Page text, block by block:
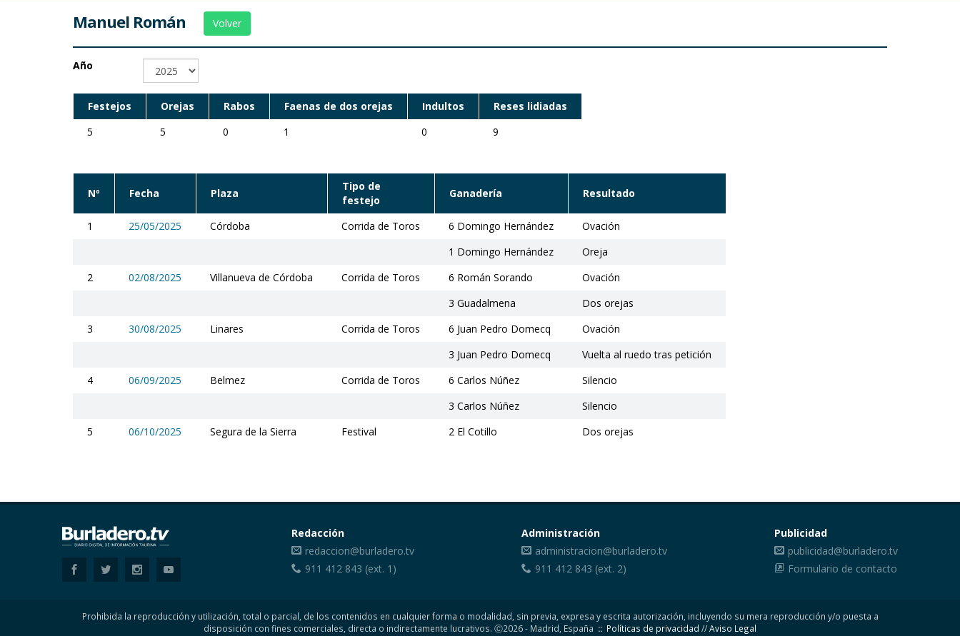
Manuel Román Volver
Año
Festejos Orejas Rabos Faenas de dos orejas Indultos
Reses lidiadas
5
5 0 1 0 9
Nº Fecha Plaza
Tipo de
festejo
Ganadería Resultado
1 25/05/2025 Córdoba Corrida de Toros 6 Domingo Hernández
Ovación
1 Domingo Hernández
Oreja
2
02/08/2025 Villanueva de Córdoba Corrida de Toros 6 Román Sorando
Ovación
3 Guadalmena
Dos orejas
3
30/08/2025 Linares Corrida de Toros 6 Juan Pedro Domecq
Ovación
3 Juan Pedro Domecq
Vuelta al ruedo tras petición
4
06/09/2025 Belmez Corrida de Toros 6 Carlos Núñez
Silencio
3 Carlos Núñez
Silencio
5
06/10/2025 Segura de la Sierra Festival 2 El Cotillo Dos orejas
Redacción
redaccion@burladero.tv
911 412 843 (ext. 1)
Administración
administracion@burladero.tv
911 412 843 (ext. 2)
Publicidad
publicidad@burladero.tv
Formulario de contacto
Prohibida la reproducción y utilización, total o parcial, de los contenidos en cualquier forma o modalidad, sin previa, expresa y escrita autorización, incluyendo su mera reproducción y/o puesta a
disposición con fines comerciales, directa o indirectamente lucrativos. Ⓒ2026 - Madrid, España :: Políticas de privacidad //Aviso Legal